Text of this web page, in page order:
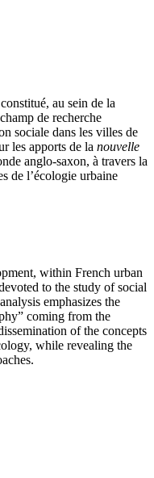
au sein de la
de recherche
sociale dans les villes de
les apports de la nouvelle
anglo-saxon, à travers la
de l’écologie urbaine
within French urban
to the study of social
emphasizes the
coming from the
of the concepts
while revealing the